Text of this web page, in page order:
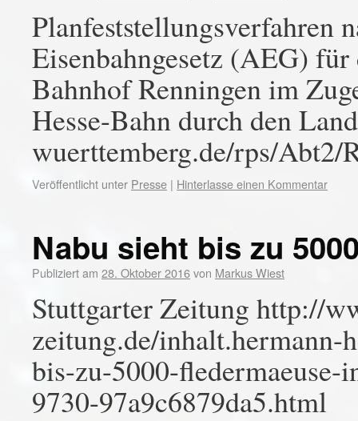
Planfeststellungsverfahren
Eisenbahngesetz (AEG)
Bahnhof Renningen im
Hesse-Bahn durch den
wuerttemberg.de/rps/Abt2/
Veröffentlicht unter Presse | Hinterlasse einen Kommentar
Nabu sieht bis zu
Publiziert am 28. Oktober 2016von Markus Wiest
Stuttgarter Zeitung http://
zeitung.de/inhalt.hermann-
bis-zu-5000-
9730-97a9c6879da5.html